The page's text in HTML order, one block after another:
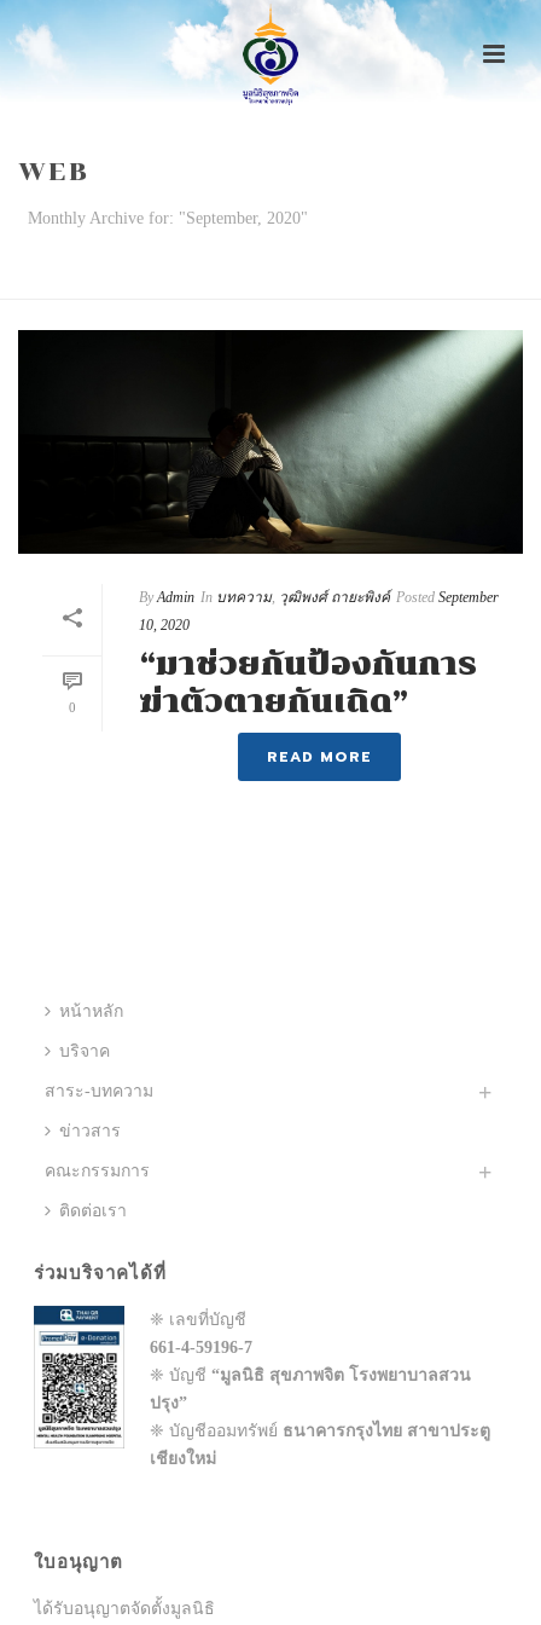
WEB
Monthly Archive for: "September, 2020"
0
By Admin In บทความ, วุฒิพงศ์ ถายะพิงค์ Posted September
10, 2020
“มาช่วยกันป้องกันการ
ฆ่าตัวตายกันเถิด”
READ MORE
หน้าหลัก
บริจาค
สาระ-บทความ
ข่าวสาร
คณะกรรมการ
ติดต่อเรา
ร่วมบริจาคได้ที่
❈ เลขที่บัญชี
661-4-59196-7
❈ บัญชี“มูลนิธิ สุขภาพจิต โรงพยาบาลสวน
ปรุง”
❈ บัญชีออมทรัพย์ ธนาคารกรุงไทย สาขาประตู
เชียงใหม่
ใบอนุญาต
ได้รับอนุญาตจัดตั้งมูลนิธิ